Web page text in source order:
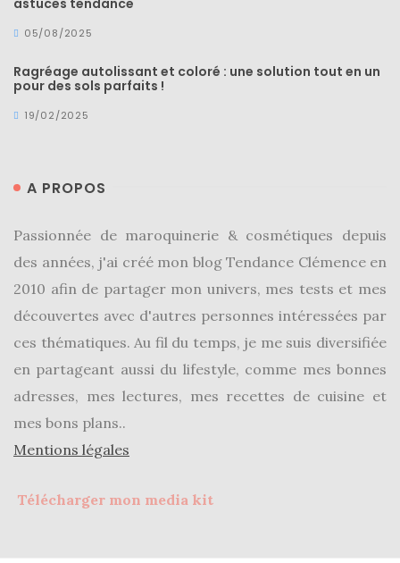
05/08/2025
Ragréage autolissant et coloré : une solution tout en un
pour des sols parfaits !
19/02/2025
A PROPOS
Passionnée de maroquinerie & cosmétiques depuis
des années, j'ai créé mon blog Tendance Clémence en
2010 afin de partager mon univers, mes tests et mes
découvertes avec d'autres personnes intéressées par
ces thématiques. Au fil du temps, je me suis diversifiée
en partageant aussi du lifestyle, comme mes bonnes
adresses, mes lectures, mes recettes de cuisine et
mes bons plans..
Mentions légales
Télécharger mon media kit